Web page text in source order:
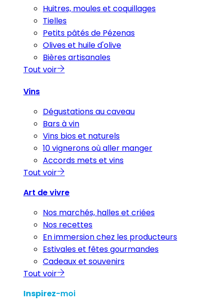
Huitres, moules et coquillages
Tielles
Petits pâtés de Pézenas
Olives et huile d'olive
Bières artisanales
Tout voir
Vins
Dégustations au caveau
Bars à vin
Vins bios et naturels
10 vignerons où aller manger
Accords mets et vins
Tout voir
Art de vivre
Nos marchés, halles et criées
Nos recettes
En immersion chez les producteurs
Estivales et fêtes gourmandes
Cadeaux et souvenirs
Tout voir
Inspirez-moi